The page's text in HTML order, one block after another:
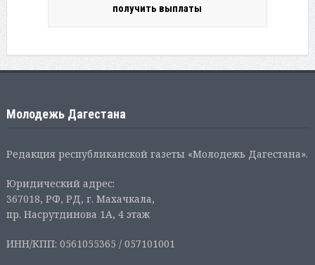
получить выплаты
Молодежь Дагестана
Редакция республиканской газеты «Молодежь Дагестана».
Юридический адрес:
367018, РФ, РД, г. Махачкала,
пр. Насрутдинова 1А, 4 этаж
ИНН/КПП: 0561055365 / 057101001